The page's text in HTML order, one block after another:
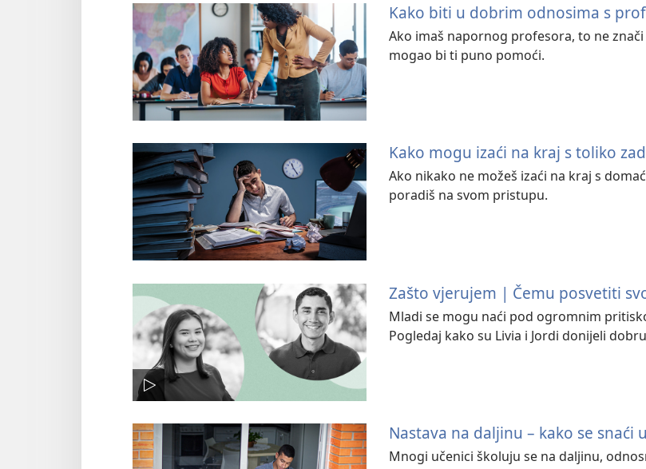
Kako biti u dobrim odnosima s
Ako imaš napornog profesora, to ne
mogao bi ti puno pomoći.
Kako mogu izaći na kraj s toliko
Ako nikako ne možeš izaći na kraj s
poradiš na svom pristupu.
Zašto vjerujem | Čemu posvetiti
Mladi se mogu naći pod ogromnim
Pogledaj kako su Livia i Jordi donijeli
Nastava na daljinu – kako se snaći
Mnogi učenici školuju se na daljinu,